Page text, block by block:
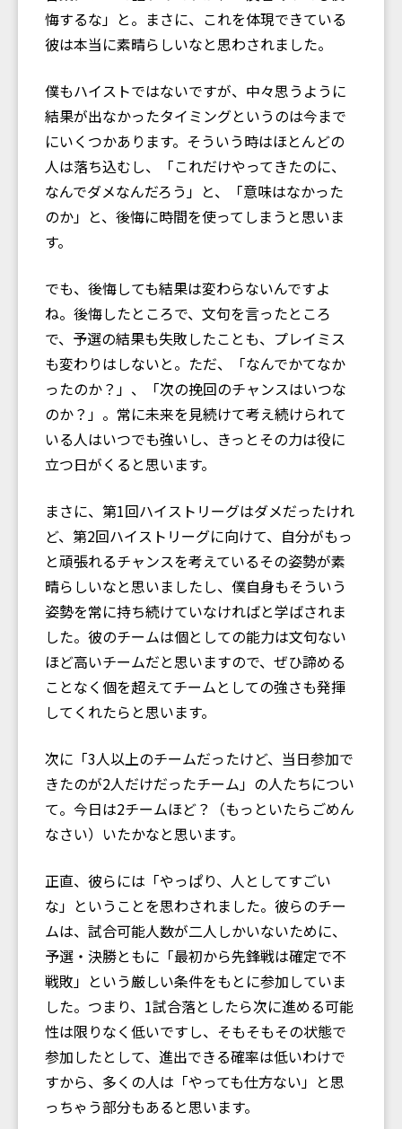
悔するな」と。まさに、これを体現できている
彼は本当に素晴らしいなと思わされました。
僕もハイストではないですが、中々思うように
結果が出なかったタイミングというのは今まで
にいくつかあります。そういう時はほとんどの
人は落ち込むし、「これだけやってきたのに、
なんでダメなんだろう」と、「意味はなかった
のか」と、後悔に時間を使ってしまうと思いま
す。
でも、後悔しても結果は変わらないんですよ
ね。後悔したところで、文句を言ったところ
で、予選の結果も失敗したことも、プレイミス
も変わりはしないと。ただ、「なんでかてなか
ったのか？」、「次の挽回のチャンスはいつな
のか？」。常に未来を見続けて考え続けられて
いる人はいつでも強いし、きっとその力は役に
立つ日がくると思います。
まさに、第1回ハイストリーグはダメだったけれ
ど、第2回ハイストリーグに向けて、自分がもっ
と頑張れるチャンスを考えているその姿勢が素
晴らしいなと思いましたし、僕自身もそういう
姿勢を常に持ち続けていなければと学ばされま
した。彼のチームは個としての能力は文句ない
ほど高いチームだと思いますので、ぜひ諦める
ことなく個を超えてチームとしての強さも発揮
してくれたらと思います。
次に「3人以上のチームだったけど、当日参加で
きたのが2人だけだったチーム」の人たちについ
て。今日は2チームほど？（もっといたらごめん
なさい）いたかなと思います。
正直、彼らには「やっぱり、人としてすごい
な」ということを思わされました。彼らのチー
ムは、試合可能人数が二人しかいないために、
予選・決勝ともに「最初から先鋒戦は確定で不
戦敗」という厳しい条件をもとに参加していま
した。つまり、1試合落としたら次に進める可能
性は限りなく低いですし、そもそもその状態で
参加したとして、進出できる確率は低いわけで
すから、多くの人は「やっても仕方ない」と思
っちゃう部分もあると思います。